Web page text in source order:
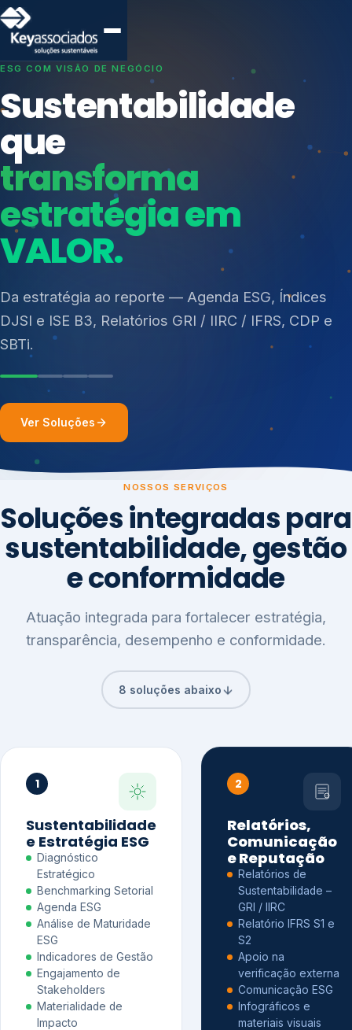
SISTEMAS DE GESTÃO OTIMIZADOS E INTEGRADOS
Conformidade que
protege seu
negócio.
Consultoria, auditoria e treinamentos em ISO 27001,
ISO 27701, ISO 42001, ISO 37001, ISO 9001, ISO
14001, ISO 45001, ONA e PNQ — Gestão de
resíduos sólidos (PGRS/PMGRS).
Índices de Mercado
Mudanças Climáticas
Reputação e Cadeia
Reporte Regulatório
Ver Soluções
NOSSOS SERVIÇOS
Soluções integradas para
sustentabilidade, gestão
e conformidade
Atuação integrada para fortalecer estratégia,
transparência, desempenho e conformidade.
8 soluções abaixo
1
Sustentabilidade
e Estratégia ESG
Diagnóstico
Estratégico
Benchmarking Setorial
Agenda ESG
Análise de Maturidade
ESG
Indicadores de Gestão
Engajamento de
Stakeholders
Materialidade de
Impacto
2
Relatórios,
Comunicação
e Reputação
Relatórios de
Sustentabilidade –
GRI / IIRC
Relatório IFRS S1 e
S2
Apoio na
verificação externa
Comunicação ESG
Infográficos e
materiais visuais